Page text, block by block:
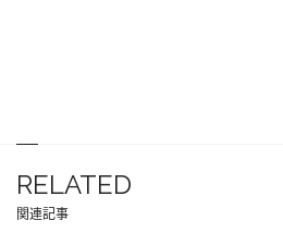
RELATED
関連記事